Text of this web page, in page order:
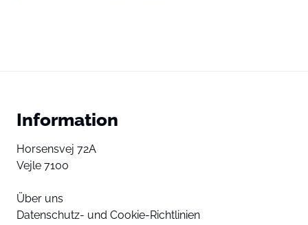
Information
Horsensvej 72A
Vejle 7100
Über uns
Datenschutz- und Cookie-Richtlinien